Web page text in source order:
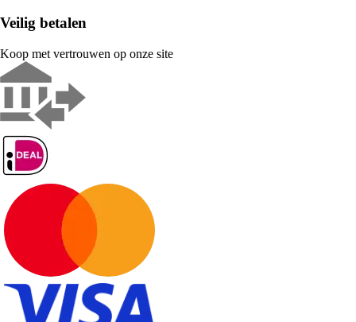
Veilig betalen
Koop met vertrouwen op onze site